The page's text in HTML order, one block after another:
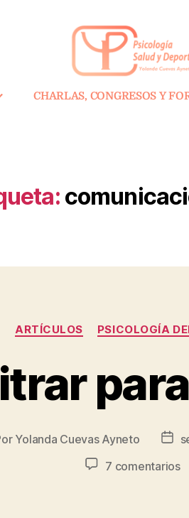
CHARLAS, CONGRESOS Y
ARTÍCULOS PSICOLOGÍA
Yolanda Cuevas Ayneto
7 comentarios